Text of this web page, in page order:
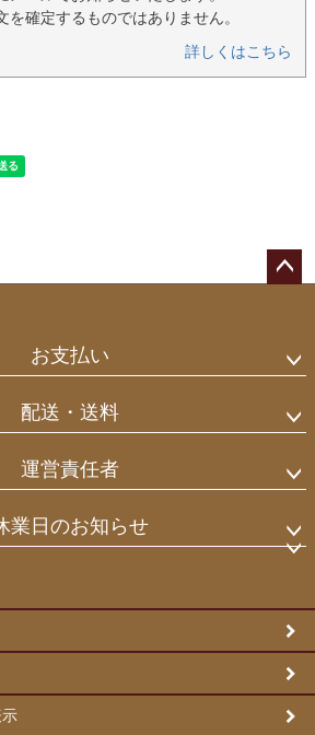
を確定するものではありません。
詳しくはこちら
お支払い
配送・送料
運営責任者
業日のお知らせ